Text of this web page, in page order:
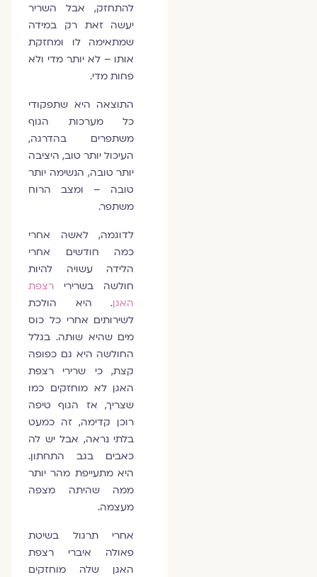
להתחזק, אבל השריר
יעשה זאת רק במידה
שמתאימה לו ומחזקת
אותו – לא יותר מדי ולא
פחות מדי.
התוצאה היא שתפקודי
כל מערכות הגוף
משתפרים בהדרגה,
העיכול יותר טוב, היציבה
יותר טובה, הנשימה יותר
טובה – ומצב הרוח
משתפר.
לדוגמה, לאשה אחרי
כמה חודשים אחרי
הלידה עשויה להיות
חולשה בשרירי
רצפת
האגן. היא הולכת
לשירותים אחרי כל כוס
מים שהיא שותה. בגלל
החולשה היא גם כפופה
קצת, כי שרירי רצפת
האגן לא מוחזקים כמו
שצריך, אז הגוף טיפה
רוכן קדימה, זה כמעט
בלתי נראה, אבל יש לה
כאבים בגב התחתון.
היא מתעייפת מהר יותר
ממה שהיתה מצפה
מעצמה.
אחרי תרגול בשיטת
פאולה איברי רצפת
האגן שלה מוחזקים